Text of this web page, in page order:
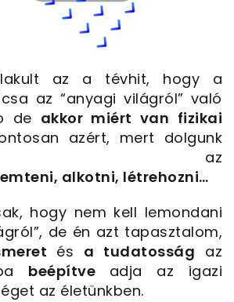
az a tévhit, hogy a
az “anyagi világról” való
de akkor miért van fizikai
azért, mert dolgunk
az
, alkotni, létrehozni…
hogy nem kell lemondani
de én azt tapasztalom,
és a tudatosság az
beépítve
adja az igazi
az életünkben.